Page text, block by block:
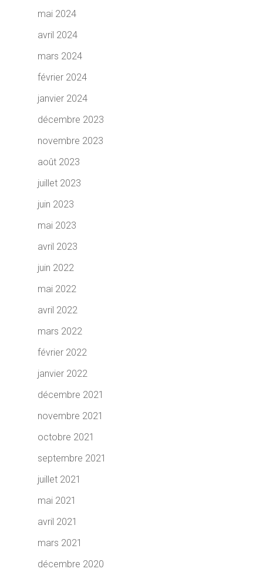
mai 2024
avril 2024
mars 2024
février 2024
janvier 2024
décembre 2023
novembre 2023
août 2023
juillet 2023
juin 2023
mai 2023
avril 2023
juin 2022
mai 2022
avril 2022
mars 2022
février 2022
janvier 2022
décembre 2021
novembre 2021
octobre 2021
septembre 2021
juillet 2021
mai 2021
avril 2021
mars 2021
décembre 2020